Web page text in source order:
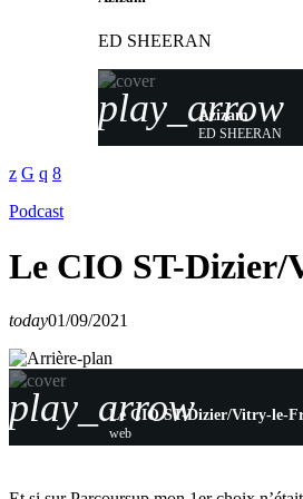
ED SHEERAN
play_arrow
Azizam
ED SHEERAN
Podcast
Le CIO ST-Dizier/
today01/09/2021
play_arrowLe CIO ST-Dizier/Vitry-le-
web